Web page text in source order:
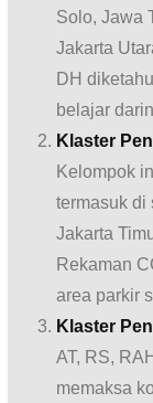
Solo, Jawa
Jakarta
DH
belajar
Klaster
Kelompok
termasuk di
Jakarta
Rekaman
area parkir
Klaster
AT, RS,
memaksa